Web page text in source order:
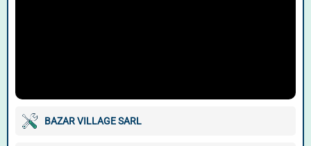
BAZAR VILLAGE SARL